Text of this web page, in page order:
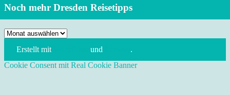
Noch mehr Dresden Reisetipps
Noch
Dresden
Reisetipps
Erstellt mit und
.
Cookie Consent mit Real Cookie Banner